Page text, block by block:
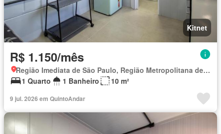
Kitnet
R$ 1.150/mês
Região Imediata de São Paulo, Região Metropolitana de São Paulo
1 Quarto
1 Banheiro 10 m²
9 jul. 2026 em QuintoAndar